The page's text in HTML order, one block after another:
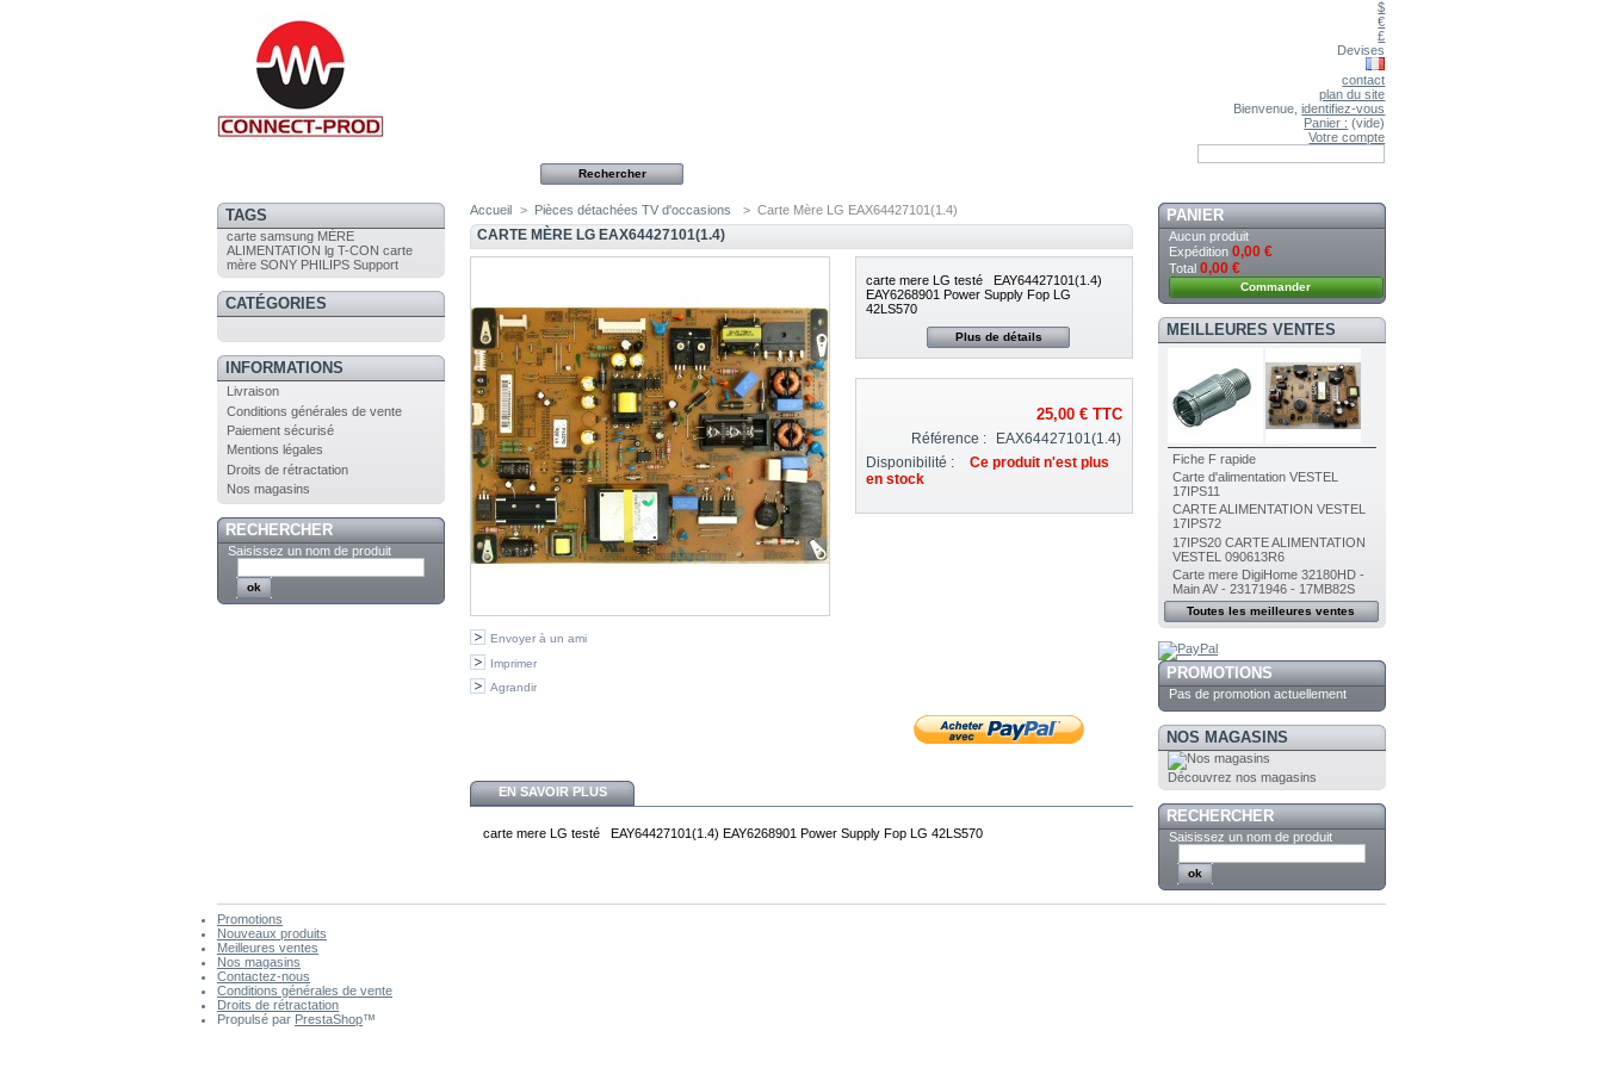
$
€
£
Devises
contact
plan du site
Bienvenue,identifiez-vous
Panier : (vide)
Votre compte
TAGS
carte samsung MÈRE
ALIMENTATION lg T-CON carte
mère SONY PHILIPS Support
CATÉGORIES
INFORMATIONS
Livraison
Conditions générales de vente
Paiement sécurisé
Mentions légales
Droits de rétractation
Nos magasins
RECHERCHER
Saisissez un nom de produit
Accueil > Pièces détachées TV d'occasions > Carte Mère LG EAX64427101(1.4)
CARTE MÈRE LG EAX64427101(1.4)
Envoyer à un ami
Imprimer
Agrandir
carte mere LG testé EAY64427101(1.4)
EAY6268901 Power Supply Fop LG
42LS570
Plus de détails
25,00 €TTC
Référence :
EAX64427101(1.4)
Disponibilité :
Ce produit n'est plus
en stock
EN SAVOIR PLUS
carte mere LG testé EAY64427101(1.4) EAY6268901 Power Supply Fop LG 42LS570
PANIER
Aucun produit
Expédition 0,00 €
Total 0,00 €
Commander
MEILLEURES VENTES
Fiche F rapide
Carte d'alimentation VESTEL
17IPS11
CARTE ALIMENTATION VESTEL
17IPS72
17IPS20 CARTE ALIMENTATION
VESTEL 090613R6
Carte mere DigiHome 32180HD -
Main AV - 23171946 - 17MB82S
Toutes les meilleures ventes
PROMOTIONS
Pas de promotion actuellement
NOS MAGASINS
Découvrez nos magasins
RECHERCHER
Saisissez un nom de produit
Promotions
Nouveaux produits
Meilleures ventes
Nos magasins
Contactez-nous
Conditions générales de vente
Droits de rétractation
Propulsé par PrestaShop™